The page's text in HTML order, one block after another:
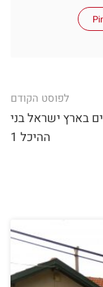
לפוסט הקודם
בארץ ישראל בני
ההיכל 1